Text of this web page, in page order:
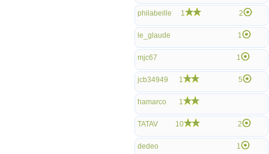
philabeille 1 2
le_glaude 1
mjc67 1
jcb34949 1 5
hamarco 1
TATAV 10 2
dedeo 1